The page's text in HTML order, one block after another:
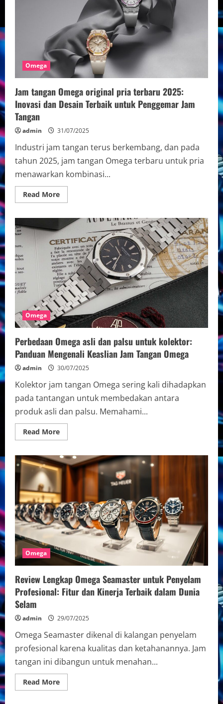
Omega
Jam tangan Omega original pria terbaru 2025:
Inovasi dan Desain Terbaik untuk Penggemar Jam
Tangan
admin 31/07/2025
Industri jam tangan terus berkembang, dan pada
tahun 2025, jam tangan Omega terbaru untuk pria
menawarkan kombinasi...
Read MoreRead
more
tangan
Omega
original
pria
terbaru
2025:
Inovasi
dan
Desain
Terbaik
untuk
Penggemar
Jam
Tangan
Omega
Perbedaan Omega asli dan palsu untuk kolektor:
Panduan Mengenali Keaslian Jam Tangan Omega
admin 30/07/2025
Kolektor jam tangan Omega sering kali dihadapkan
pada tantangan untuk membedakan antara
produk asli dan palsu. Memahami...
Read MoreRead
more
Omega
asli
dan
palsu
untuk
kolektor:
Panduan
Mengenali
Keaslian
Jam
Tangan
Omega
Omega
Review Lengkap Omega Seamaster untuk Penyelam
Profesional: Fitur dan Kinerja Terbaik dalam Dunia
Selam
admin 29/07/2025
Omega Seamaster dikenal di kalangan penyelam
profesional karena kualitas dan ketahanannya. Jam
tangan ini dibangun untuk menahan...
Read MoreRead
more